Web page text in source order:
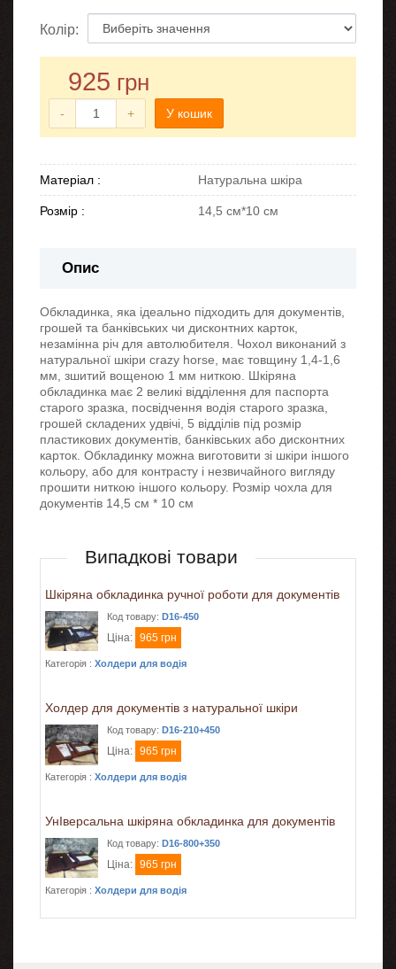
Колір:
925 грн
- + У кошик
Матеріал : Натуральна шкіра
Розмір : 14,5 см*10 см
Опис
Обкладинка, яка ідеально підходить для документів,
грошей та банківських чи дисконтних карток,
незамінна річ для автолюбителя. Чохол виконаний з
натуральної шкіри crazy horse, має товщину 1,4-1,6
мм, зшитий вощеною 1 мм ниткою. Шкіряна
обкладинка має 2 великі відділення для паспорта
старого зразка, посвідчення водія старого зразка,
грошей складених удвічі, 5 відділів під розмір
пластикових документів, банківських або дисконтних
карток. Обкладинку можна виготовити зі шкіри іншого
кольору, або для контрасту і незвичайного вигляду
прошити ниткою іншого кольору. Розмір чохла для
документів 14,5 см * 10 см
Випадкові товари
Шкіряна обкладинка ручної роботи для документів
Код товару: D16-450
Ціна: 965 грн
Категорія : Холдери для водія
Холдер для документів з натуральної шкіри
Код товару: D16-210+450
Ціна: 965 грн
Категорія : Холдери для водія
УнІверсальна шкіряна обкладинка для документів
Код товару: D16-800+350
Ціна: 965 грн
Категорія : Холдери для водія